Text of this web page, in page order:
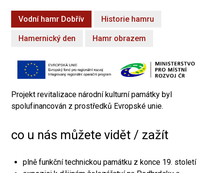
Vodní hamr Dobřív Historie hamru
Hamernický den Hamr obrazem
Projekt revitalizace národní kulturní památky byl
spolufinancován z prostředků Evropské unie.
co u nás můžete vidět / zažít
plně funkční technickou památku z konce 19. století